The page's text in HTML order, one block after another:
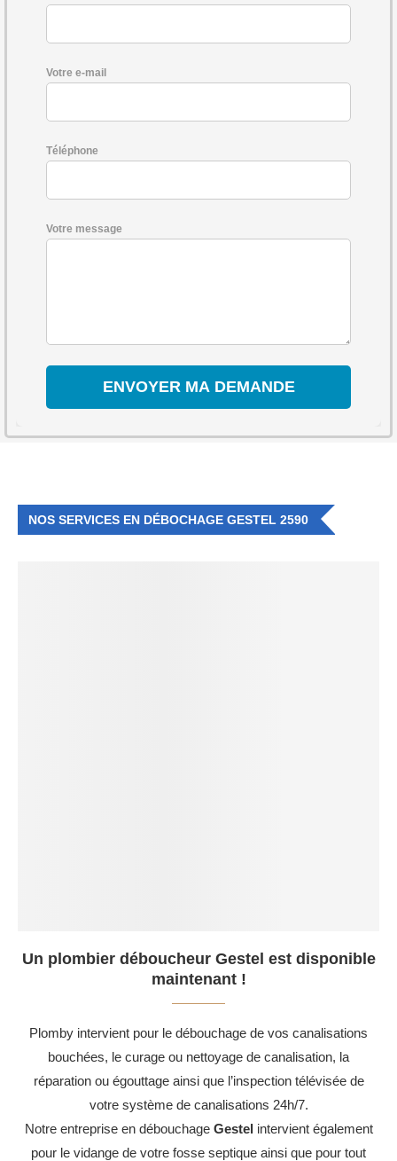
Votre e-mail
Téléphone
Votre message
NOS SERVICES EN DÉBOCHAGE GESTEL 2590
Un plombier déboucheur Gestel est disponible
maintenant !
Plomby intervient pour le débouchage de vos canalisations
bouchées, le curage ou nettoyage de canalisation, la
réparation ou égouttage ainsi que l’inspection télévisée de
votre système de canalisations 24h/7.
Notre entreprise en débouchage Gestel intervient également
pour le vidange de votre fosse septique ainsi que pour tout